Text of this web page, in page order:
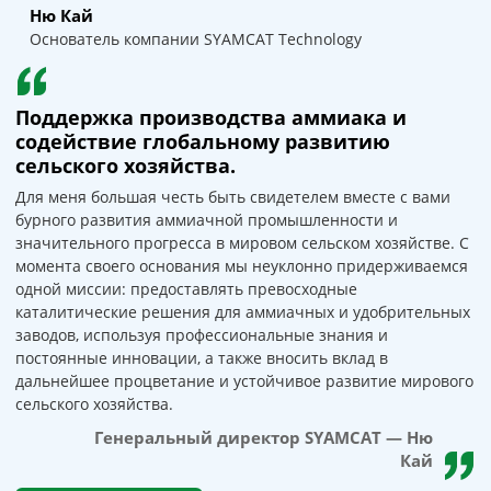
Ню Кай
Основатель компании SYAMCAT Technology
Поддержка производства аммиака и
содействие глобальному развитию
сельского хозяйства.
Для меня большая честь быть свидетелем вместе с вами
бурного развития аммиачной промышленности и
значительного прогресса в мировом сельском хозяйстве. С
момента своего основания мы неуклонно придерживаемся
одной миссии: предоставлять превосходные
каталитические решения для аммиачных и удобрительных
заводов, используя профессиональные знания и
постоянные инновации, а также вносить вклад в
дальнейшее процветание и устойчивое развитие мирового
сельского хозяйства.
Генеральный директор SYAMCAT — Ню
Кай